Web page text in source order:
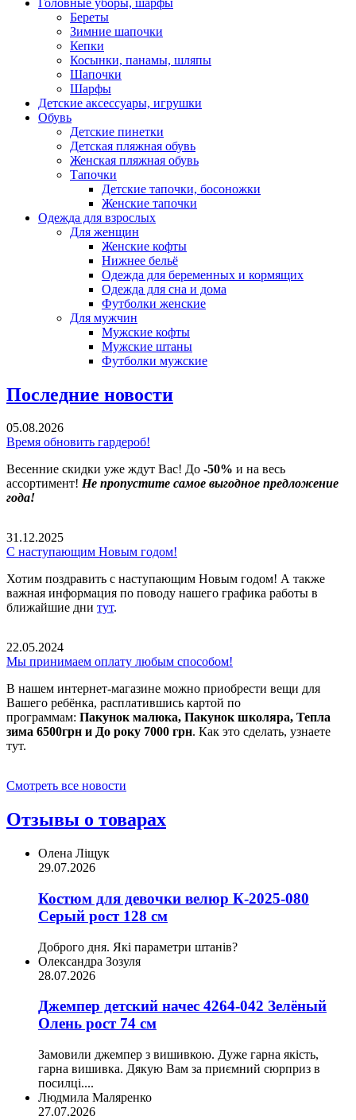
Береты
Зимние шапочки
Кепки
Косынки, панамы, шляпы
Шапочки
Шарфы
Детские аксессуары, игрушки
Обувь
Детские пинетки
Детская пляжная обувь
Женская пляжная обувь
Тапочки
Детские тапочки, босоножки
Женские тапочки
Одежда для взрослых
Для женщин
Женские кофты
Нижнее бельё
Одежда для беременных и кормящих
Одежда для сна и дома
Футболки женские
Для мужчин
Мужские кофты
Мужские штаны
Футболки мужские
Последние новости
05.08.2026
Время обновить гардероб!
Весенние скидки уже ждут Вас! До -50% и на весь
ассортимент! Не пропустите самое выгодное предложение
года!
31.12.2025
С наступающим Новым годом!
Хотим поздравить с наступающим Новым годом! А также
важная информация по поводу нашего графика работы в
ближайшие дни тут.
22.05.2024
Мы принимаем оплату любым способом!
В нашем интернет-магазине можно приобрести вещи для
Вашего ребёнка, расплатившись картой по
программам: Пакунок малюка, Пакунок школяра, Тепла
зима 6500грн и До року 7000 грн. Как это сделать, узнаете
тут.
Смотреть все новости
Отзывы о товарах
Олена Ліщук
29.07.2026
Костюм для девочки велюр К-2025-080
Серый рост 128 см
Доброго дня. Які параметри штанів?
Олександра Зозуля
28.07.2026
Джемпер детский начес 4264-042 Зелёный
Олень рост 74 см
Замовили джемпер з вишивкою. Дуже гарна якість,
гарна вишивка. Дякую Вам за приємний сюрприз в
посилці....
Людмила Маляренко
27.07.2026